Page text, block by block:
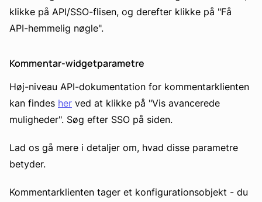
klikke på API/SSO-flisen, og derefter klikke på "Få
API-hemmelig nøgle".
Kommentar-widgetparametre
Høj-niveau API-dokumentation for kommentarklienten
kan findes her ved at klikke på "Vis avancerede
muligheder". Søg efter SSO på siden.
Lad os gå mere i detaljer om, hvad disse parametre
betyder.
Kommentarklienten tager et konfigurationsobjekt - du